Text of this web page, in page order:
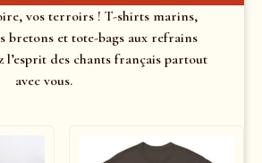
vos terroirs ! T-shirts marins,
bretons et tote-bags aux refrains
l’esprit des chants français partout
avec vous.